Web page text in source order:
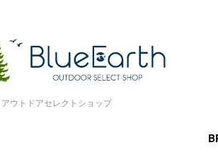
ウトドアセレクトショップ